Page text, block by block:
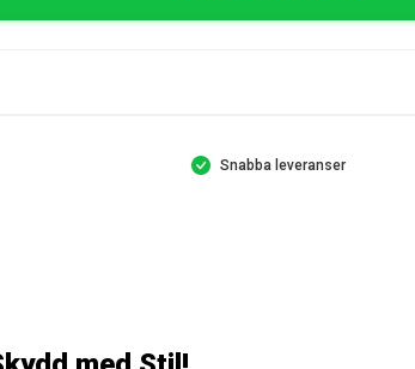
Snabba leveranser